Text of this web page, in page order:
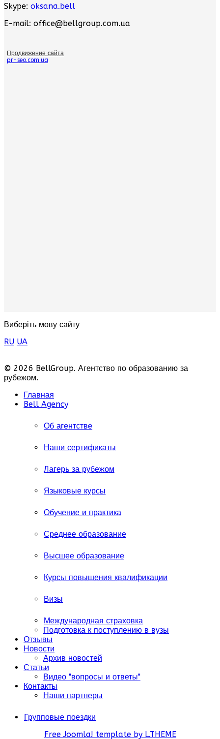
Skype: oksana.bell
E-mail: office@bellgroup.com.ua
Продвижение сайта
pr-seo.com.ua
Виберіть мову сайту
RU UA
© 2026 BellGroup. Агентство по образованию за
рубежом.
Главная
Bell Agency
Об агентстве
Наши сертификаты
Лагерь за рубежом
Языковые курсы
Обучение и практика
Среднее образование
Высшее образование
Курсы повышения квалификации
Визы
Международная страховка
Подготовка к поступлению в вузы
Отзывы
Новости
Архив новостей
Статьи
Видео "вопросы и ответы"
Контакты
Наши партнеры
Групповые поездки
Free Joomla! template by L.THEME